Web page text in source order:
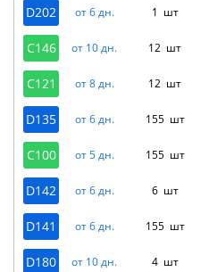
D202 от 6 дн. 1 шт
C146 от 10 дн. 12 шт
C121 от 8 дн. 12 шт
D135 от 6 дн. 155 шт
C100 от 5 дн. 155 шт
D142 от 6 дн. 6 шт
D141 от 6 дн. 155 шт
D180 от 10 дн. 4 шт